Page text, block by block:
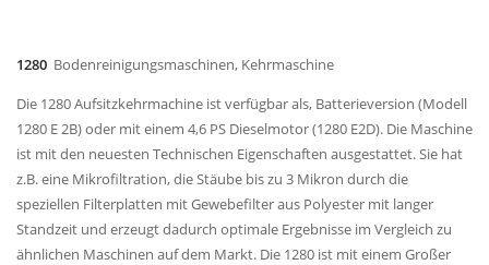
1280 Bodenreinigungsmaschinen, Kehrmaschine
Die 1280 Aufsitzkehrmachine ist verfügbar als, Batterieversion (Modell
1280 E 2B) oder mit einem 4,6 PS Dieselmotor (1280 E2D). Die Maschine
ist mit den neuesten Technischen Eigenschaften ausgestattet. Sie hat
z.B. eine Mikrofiltration, die Stäube bis zu 3 Mikron durch die
speziellen Filterplatten mit Gewebefilter aus Polyester mit langer
Standzeit und erzeugt dadurch optimale Ergebnisse im Vergleich zu
ähnlichen Maschinen auf dem Markt. Die 1280 ist mit einem Großer